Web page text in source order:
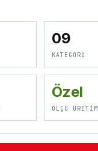
09
KATEGORI
Özel
ÖLÇÜ ÜRETIM